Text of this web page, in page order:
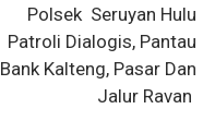
Polsek Seruyan Hulu
Patroli Dialogis, Pantau
Bank Kalteng, Pasar Dan
Jalur Ravan